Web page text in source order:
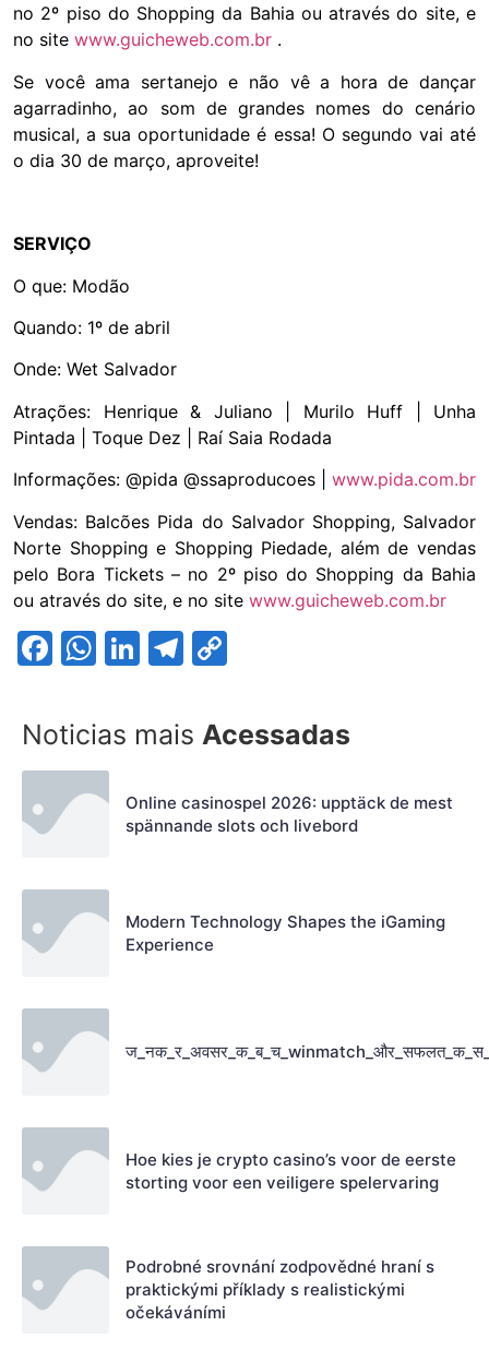
no 2º piso do Shopping da Bahia ou através do site, e
no site www.guicheweb.com.br .
Se você ama sertanejo e não vê a hora de dançar
agarradinho, ao som de grandes nomes do cenário
musical, a sua oportunidade é essa! O segundo vai até
o dia 30 de março, aproveite!
SERVIÇO
O que: Modão
Quando: 1º de abril
Onde: Wet Salvador
Atrações: Henrique & Juliano | Murilo Huff | Unha
Pintada | Toque Dez | Raí Saia Rodada
Informações: @pida @ssaproducoes | www.pida.com.br
Vendas: Balcões Pida do Salvador Shopping, Salvador
Norte Shopping e Shopping Piedade, além de vendas
pelo Bora Tickets – no 2º piso do Shopping da Bahia
ou através do site, e no site www.guicheweb.com.br
Facebook
WhatsApp
LinkedIn
Telegram
Noticias mais Acessadas
Online casinospel 2026: upptäck de mest
spännande slots och livebord
Modern Technology Shapes the iGaming
Experience
Hoe kies je crypto casino’s voor de eerste
storting voor een veiligere spelervaring
Podrobné srovnání zodpovědné hraní s
praktickými příklady s realistickými
očekáváními